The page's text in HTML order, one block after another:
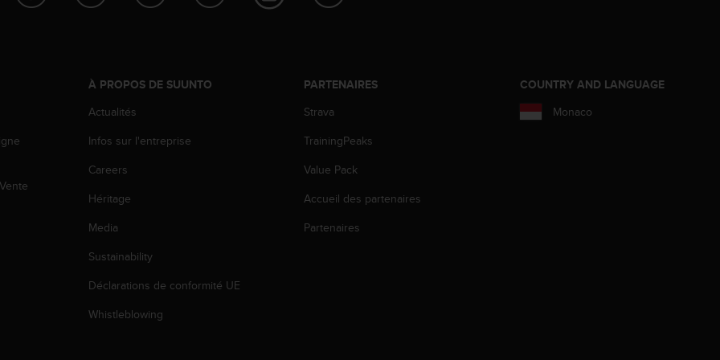
À PROPOS DE SUUNTO
Actualités
Infos sur l'entreprise
Careers
Héritage
Media
Sustainability
Déclarations de conformité UE
Whistleblowing
PARTENAIRES
Strava
TrainingPeaks
Value Pack
Accueil des partenaires
Partenaires
COUNTRY AND LANGUAGE
Monaco